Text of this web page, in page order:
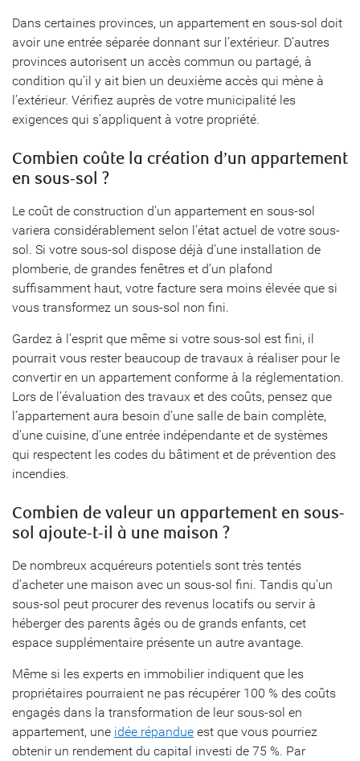
Dans certaines provinces, un appartement en sous-sol doit
avoir une entrée séparée donnant sur l’extérieur. D’autres
provinces autorisent un accès commun ou partagé, à
condition qu’il y ait bien un deuxième accès qui mène à
l’extérieur. Vérifiez auprès de votre municipalité les
exigences qui s’appliquent à votre propriété.
Combien coûte la création d’un appartement
en sous-sol ?
Le coût de construction d’un appartement en sous-sol
variera considérablement selon l’état actuel de votre sous-
sol. Si votre sous-sol dispose déjà d’une installation de
plomberie, de grandes fenêtres et d’un plafond
suffisamment haut, votre facture sera moins élevée que si
vous transformez un sous-sol non fini.
Gardez à l’esprit que même si votre sous-sol est fini, il
pourrait vous rester beaucoup de travaux à réaliser pour le
convertir en un appartement conforme à la réglementation.
Lors de l’évaluation des travaux et des coûts, pensez que
l’appartement aura besoin d’une salle de bain complète,
d’une cuisine, d’une entrée indépendante et de systèmes
qui respectent les codes du bâtiment et de prévention des
incendies.
Combien de valeur un appartement en sous-
sol ajoute-t-il à une maison ?
De nombreux acquéreurs potentiels sont très tentés
d’acheter une maison avec un sous-sol fini. Tandis qu’un
sous-sol peut procurer des revenus locatifs ou servir à
héberger des parents âgés ou de grands enfants, cet
espace supplémentaire présente un autre avantage.
Même si les experts en immobilier indiquent que les
propriétaires pourraient ne pas récupérer 100 % des coûts
engagés dans la transformation de leur sous-sol en
appartement, une idée répandue est que vous pourriez
obtenir un rendement du capital investi de 75 %. Par